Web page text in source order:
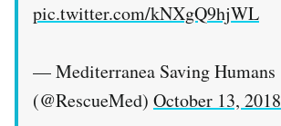
pic.twitter.com/kNXgQ9hjWL
— Mediterranea Saving Humans
(@RescueMed) October 13, 2018